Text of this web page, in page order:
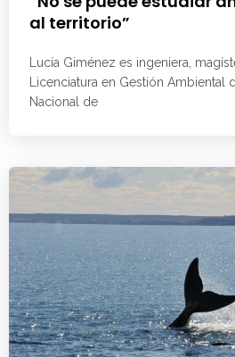
al territorio”
Lucía Giménez es ingeniera,
Licenciatura en Gestión Ambiental
Nacional de